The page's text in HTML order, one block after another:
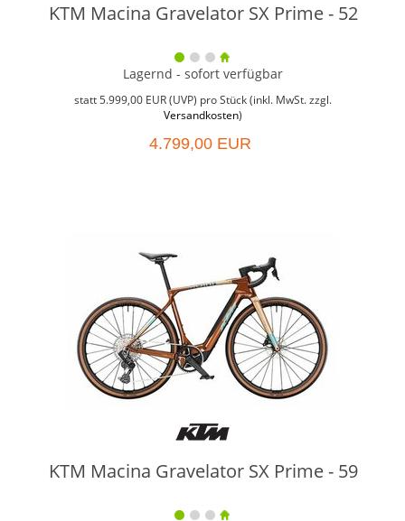
KTM Macina Gravelator SX Prime - 52
Lagernd - sofort verfügbar
statt 5.999,00 EUR(UVP) pro Stück (inkl. MwSt. zzgl.
Versandkosten)
4.799,00 EUR
KTM Macina Gravelator SX Prime - 59